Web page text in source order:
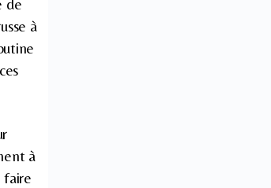
de
à
à
faire